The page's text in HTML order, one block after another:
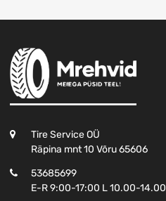
Tire Service OÜ
Räpina mnt 10 Võru 65606
53685699
E-R 9:00-17:00 L 10.00-14.00